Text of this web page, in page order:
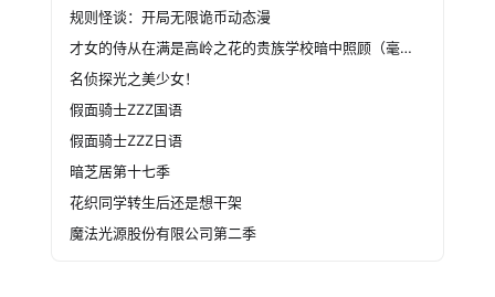
规则怪谈：开局无限诡币动态漫
才女的侍从在满是高岭之花的贵族学校暗中照顾（毫无生活自理能力的）学院第一大小姐
名侦探光之美少女！
假面骑士ZZZ国语
假面骑士ZZZ日语
暗芝居第十七季
花织同学转生后还是想干架
魔法光源股份有限公司第二季